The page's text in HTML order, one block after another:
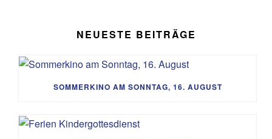
NEUESTE BEITRÄGE
SOMMERKINO AM SONNTAG, 16. AUGUST